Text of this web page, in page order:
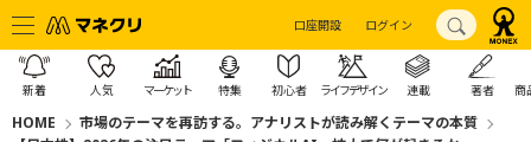
口座開設 ログイン
新着 人気 マーケット 特集 初心者 ライフデザイン 連載 著者 商
HOME
市場のテーマを再訪する。アナリストが読み解くテーマの本質